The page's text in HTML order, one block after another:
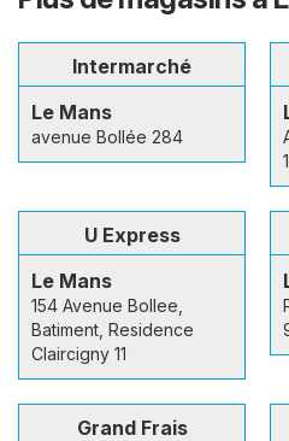
Intermarché
Le Mans
avenue Bollée 284
U Express
Le Mans
154 Avenue Bollee,
Batiment, Residence
Claircigny 11
Grand Frais